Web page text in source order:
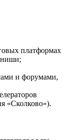
платформах
ниши;
и форумами,
«Сколково»).